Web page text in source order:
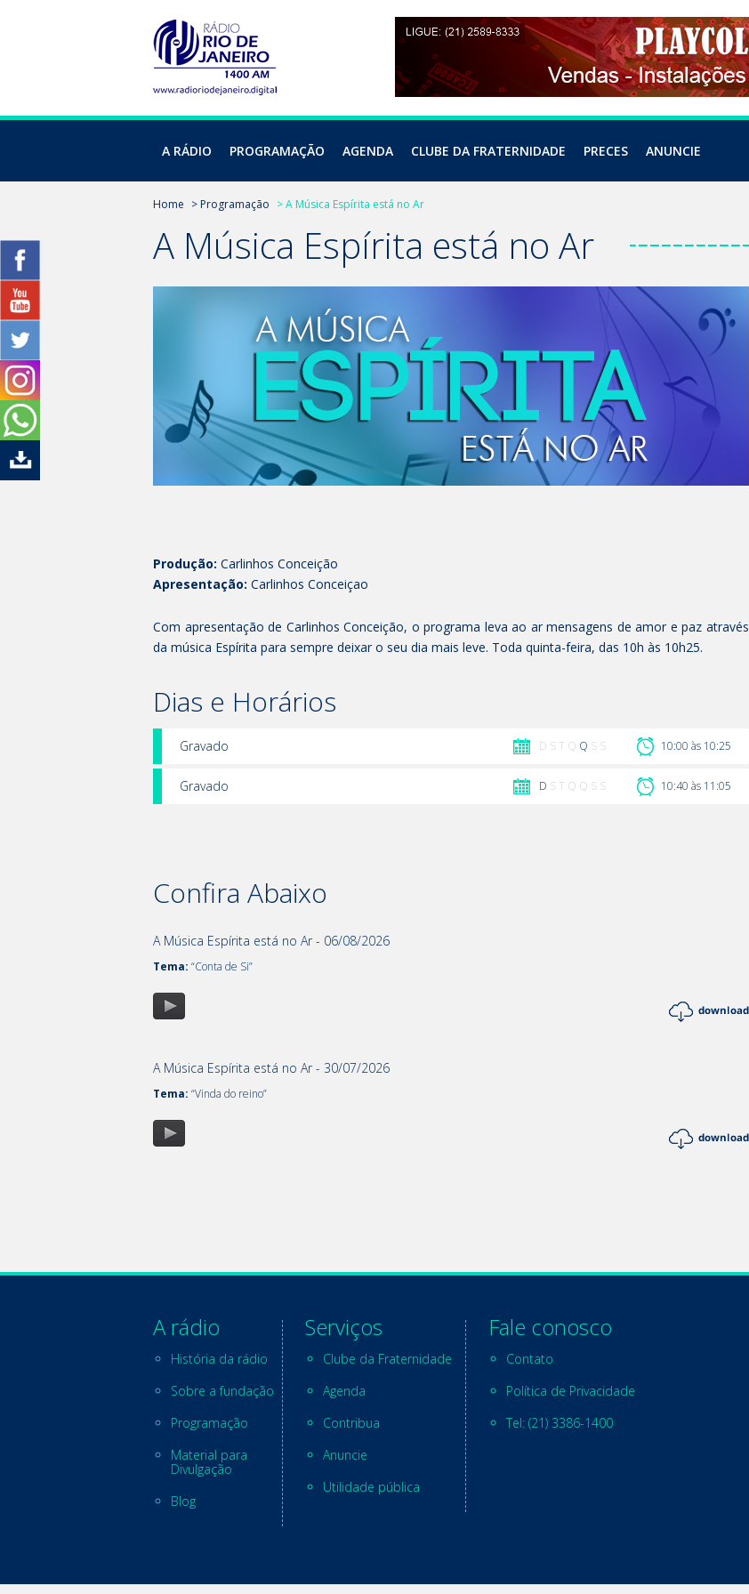
A RÁDIO PROGRAMAÇÃO AGENDA CLUBE DA FRATERNIDADE PRECES ANUNCIE
Home > Programação > A Música Espírita está no Ar
A Música Espírita está no Ar
Produção: Carlinhos Conceição
Apresentação: Carlinhos Conceiçao
Com apresentação de Carlinhos Conceição, o programa leva ao ar mensagens de amor e paz através
da música Espírita para sempre deixar o seu dia mais leve. Toda quinta-feira, das 10h às 10h25.
Dias e Horários
Gravado D S T Q Q S S 10:00 às 10:25
Gravado D S T Q Q S S 10:40 às 11:05
Confira Abaixo
A Música Espírita está no Ar - 06/08/2026
Tema: “Conta de Si”
A Música Espírita está no Ar - 30/07/2026
Tema: “Vinda do reino”
A rádio
História da rádio
Sobre a fundação
Programação
Material para
Divulgação
Blog
Serviços
Clube da Fraternidade
Agenda
Contribua
Anuncie
Utilidade pública
Fale conosco
Contato
Política de Privacidade
Tel: (21) 3386-1400